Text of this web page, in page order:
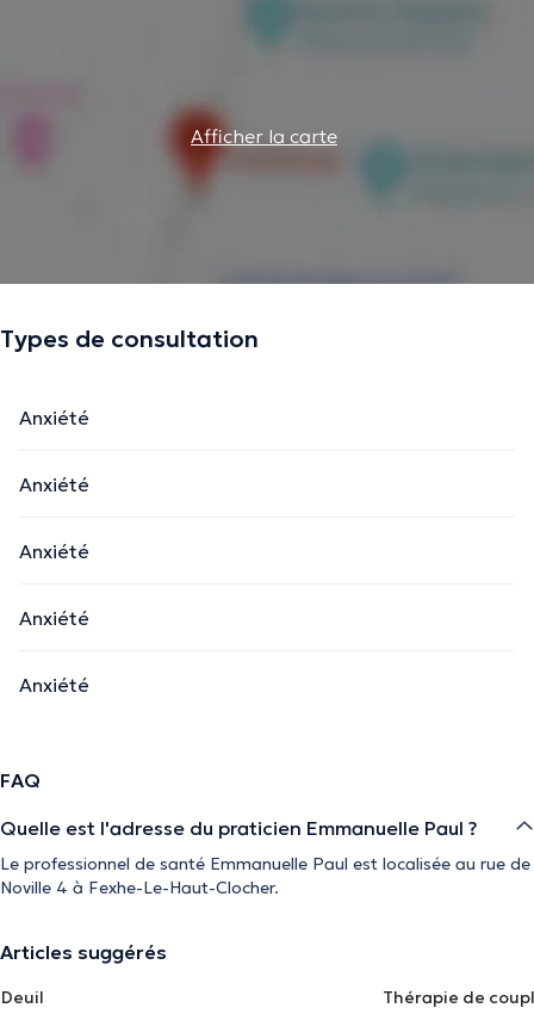
Afficher la carte
Types de consultation
Anxiété
Anxiété
Anxiété
Anxiété
Anxiété
FAQ
Quelle est l'adresse du praticien Emmanuelle Paul ?
Le professionnel de santé Emmanuelle Paul est localisée au rue de
Noville 4 à Fexhe-Le-Haut-Clocher.
Articles suggérés
Deuil
Thérapie de